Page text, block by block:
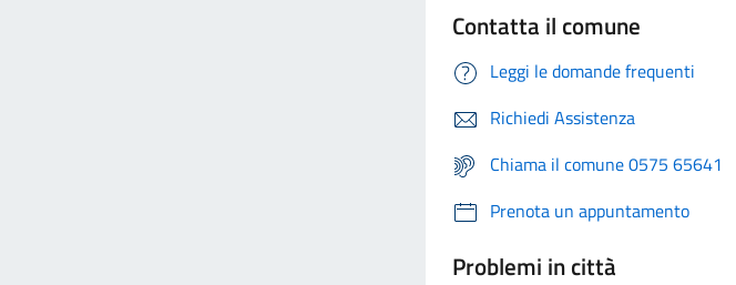
Contatta il comune
Leggi le domande frequenti
Richiedi Assistenza
Chiama il comune 0575 65641
Prenota un appuntamento
Problemi in città